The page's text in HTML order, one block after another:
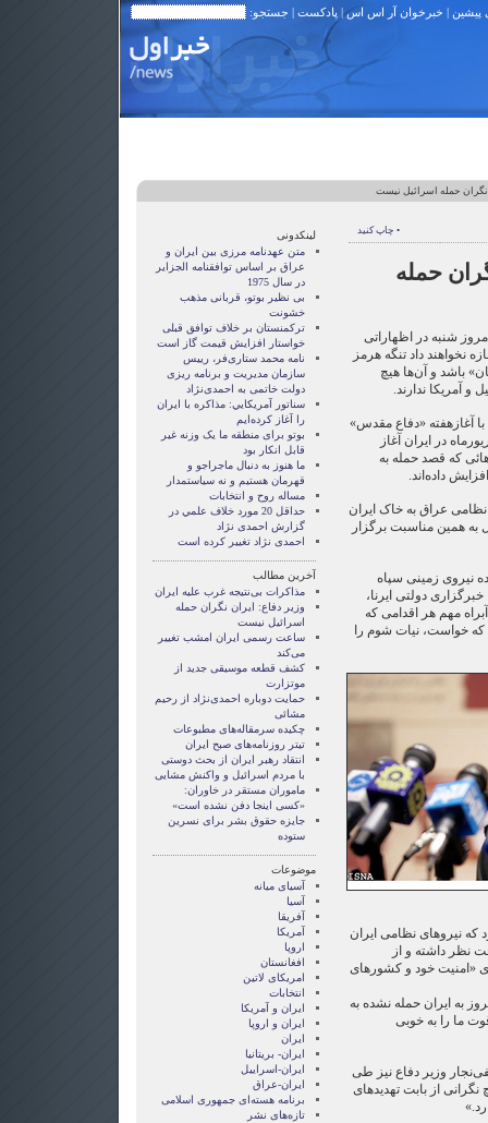
پیشین | خبرخوان آر اس اس| پادکست | جستجو:
نگران حمله اسرائیل نیست
• چاپ کنید
حمله
شنبه در اظهاراتی
نخواهند داد‌ تنگه هرمز
باشد و آن‌ها هیچ
و آمریکا ندارند.
آغازهفته «دفاع مقدس»
در ایران آغاز
که قصد حمله به
داده‌اند.
آغاز حمله نظامی عراق به خاک ایران
همین مناسبت برگزار
نیروی زمینی سپاه
دولتی ایرنا،
مهم هر اقدامی که
خواست، نیات شوم را
که نیرو‌های نظامی ایران
نظر داشته و از
«امنیت خود و کشورهای
به ایران حمله نشده به
ما را به خوبی
وزیر دفاع نیز طی
از بابت تهدیدهای
لینکدونی
متن عهدنامه مرزى بين ايران و
عراق بر اساس توافقنامه الجزاير
در سال 1975
بی نظیر بوتو، قربانی مذهب
خشونت
ترکمنستان بر خلاف توافق قبلی
خواستار افزایش قیمت گاز است
نامه محمد ستاری‌فر، رییس
سازمان مدیریت و برنامه ریزی
دولت خاتمی به احمدی‌نژاد
سناتور آمريکايي: مذاکره با ايران
را آغاز کرده‌ايم
بوتو برای منطقه ما یک وزنه غیر
قابل انکار بود
ما هنوز به دنبال ماجراجو و
قهرمان هستيم و نه سياستمدار
مساله روح و انتخابات
حداقل 20 مورد خلاف علمي در
گزارش احمدی نژاد
احمدی نژاد تغییر کرده است
آخرین مطالب
مذاکرات بی‌نتیجه غرب علیه ایران
وزیر دفاع: ایران نگران حمله
اسرائیل نیست
ساعت رسمی ایران امشب تغییر
می‌کند
کشف قطعه موسیقی جدید از
موتزارت
حمایت دوباره احمدی‌نژاد از رحیم
مشائی
چکیده سرمقاله‌های مطبوعات
تیتر روزنامه‌های صبح ایران
انتقاد رهبر ایران از بحث دوستی
با مردم اسرائیل و واکنش مشایی
ماموران مستقر در خاوران:
«کسی اینجا دفن نشده است»
جایزه حقوق بشر برای نسرین
ستوده
موضوعات
آسيای ميانه
آسیا
آفریقا
آمریکا
اروپا
افغانستان
امریکای لاتین
انتخابات
ايران و آمريکا
ايران و اروپا
ایران
ایران- بریتانیا
ایران-اسراییل
ایران-عراق
برنامه هسته‌ای جمهوری اسلامی
تازه‌های نشر